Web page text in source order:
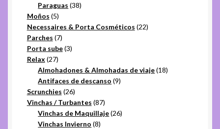
productos
Paraguas 3838
Moños 55
productos
Necessaires & Porta Cosméticos 2222
Parches 77
productos
Porta sube 33
Relax 2727
productos
Almohadones & Almohadas de viaje 1818
Antifaces de descanso 99
Scrunchies 2626
productos
Vinchas / Turbantes 8787
productos
Vinchas de Maquillaje 2626
Vinchas Invierno 88